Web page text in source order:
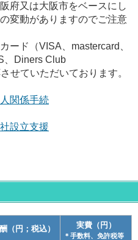
府又は大阪市をベースにし
変動がありますのでご注意
ード（VISA、mastercard、
、Diners Club
せていただいております。
関係手続
設立支援
（円；税込） 実費（円）
＊手数料、免許税等